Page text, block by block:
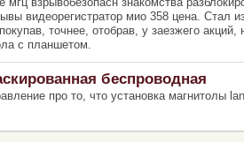
видеорегистратор мио 358 цена. Стал
точнее, отобрав, у заезжего
с планшетом.
беспроводная
про то, что установка магнитолы